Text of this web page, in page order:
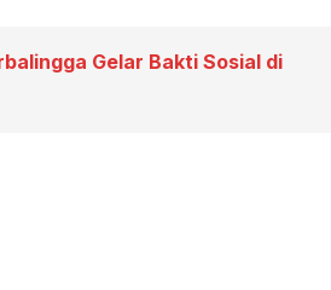
Gelar Bakti Sosial di